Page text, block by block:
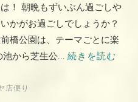
！ 朝晩もずいぶん過ごしや
かがお過ごしでしょうか？
橋公園は、テーマごとに楽
から芝生公... 続きを読む
店便り